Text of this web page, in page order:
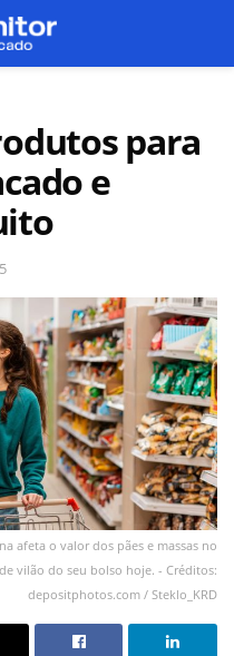
para
e
afeta o valor dos pães e massas no
vilão do seu bolso hoje. - Créditos:
depositphotos.com / Steklo_KRD